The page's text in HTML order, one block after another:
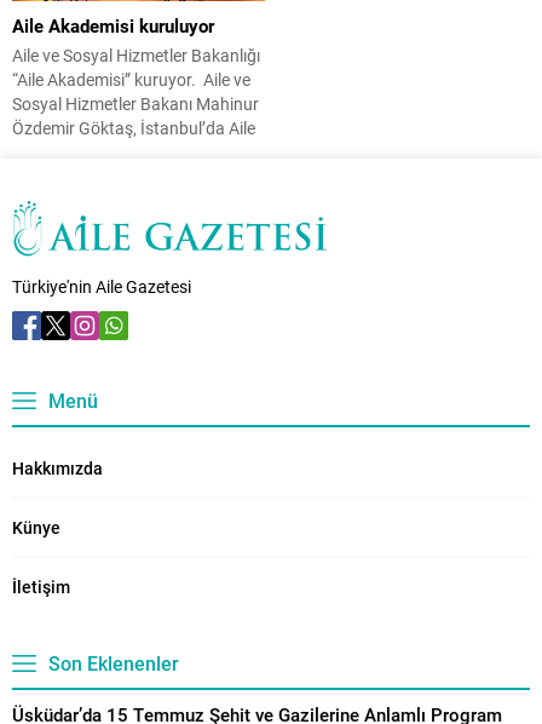
Aile Akademisi kuruluyor
Aile ve Sosyal Hizmetler Bakanlığı
“Aile Akademisi” kuruyor. Aile ve
Sosyal Hizmetler Bakanı Mahinur
Özdemir Göktaş, İstanbul’da Aile
kadınlara ve eğitim görmek
isteyen annelere özel bir merkez
olacak. Bakan Göktaş,
edebileceğimiz bir yerler olmalı
ama aynı zamanda aileler
sıkıntıya düştüğünde onlara da...
Türkiye'nin Aile Gazetesi
Menü
Hakkımızda
Künye
İletişim
Son Eklenenler
Üsküdar’da 15 Temmuz Şehit ve Gazilerine Anlamlı Program